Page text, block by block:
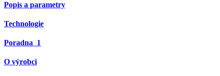
Popis a parametry
Technologie
Poradna 1
O výrobci